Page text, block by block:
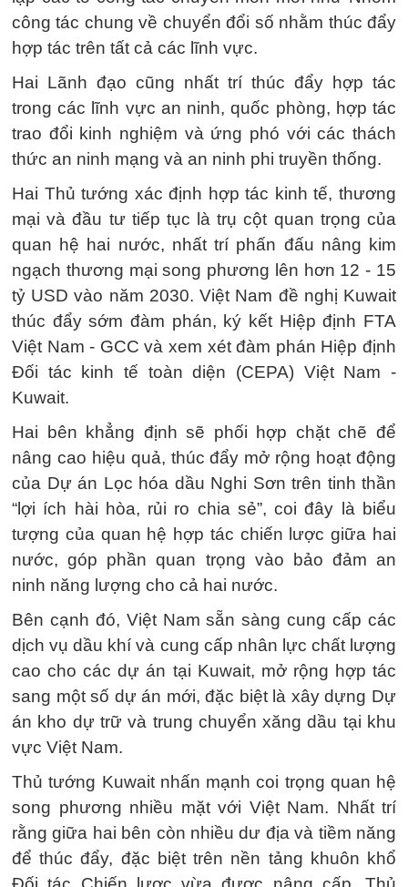
công tác chung về chuyển đổi số nhằm thúc đẩy
hợp tác trên tất cả các lĩnh vực.
Hai Lãnh đạo cũng nhất trí thúc đẩy hợp tác
trong các lĩnh vực an ninh, quốc phòng, hợp tác
trao đổi kinh nghiệm và ứng phó với các thách
thức an ninh mạng và an ninh phi truyền thống.
Hai Thủ tướng xác định hợp tác kinh tế, thương
mại và đầu tư tiếp tục là trụ cột quan trọng của
quan hệ hai nước, nhất trí phấn đấu nâng kim
ngạch thương mại song phương lên hơn 12 - 15
tỷ USD vào năm 2030. Việt Nam đề nghị Kuwait
thúc đẩy sớm đàm phán, ký kết Hiệp định FTA
Việt Nam - GCC và xem xét đàm phán Hiệp định
Đối tác kinh tế toàn diện (CEPA) Việt Nam -
Kuwait.
Hai bên khẳng định sẽ phối hợp chặt chẽ để
nâng cao hiệu quả, thúc đẩy mở rộng hoạt động
của Dự án Lọc hóa dầu Nghi Sơn trên tinh thần
“lợi ích hài hòa, rủi ro chia sẻ”, coi đây là biểu
tượng của quan hệ hợp tác chiến lược giữa hai
nước, góp phần quan trọng vào bảo đảm an
ninh năng lượng cho cả hai nước.
Bên cạnh đó, Việt Nam sẵn sàng cung cấp các
dịch vụ dầu khí và cung cấp nhân lực chất lượng
cao cho các dự án tại Kuwait, mở rộng hợp tác
sang một số dự án mới, đặc biệt là xây dựng Dự
án kho dự trữ và trung chuyển xăng dầu tại khu
vực Việt Nam.
Thủ tướng Kuwait nhấn mạnh coi trọng quan hệ
song phương nhiều mặt với Việt Nam. Nhất trí
rằng giữa hai bên còn nhiều dư địa và tiềm năng
để thúc đẩy, đặc biệt trên nền tảng khuôn khổ